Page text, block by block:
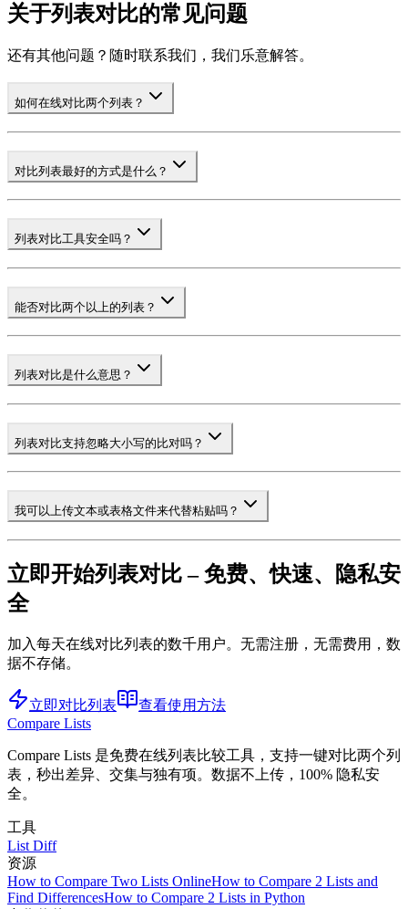
关于列表对比的常见问题
还有其他问题？随时联系我们，我们乐意解答。
如何在线对比两个列表？
对比列表最好的方式是什么？
列表对比工具安全吗？
能否对比两个以上的列表？
列表对比是什么意思？
列表对比支持忽略大小写的比对吗？
我可以上传文本或表格文件来代替粘贴吗？
立即开始列表对比 – 免费、快速、隐私安
全
加入每天在线对比列表的数千用户。无需注册，无需费用，数
据不存储。
立即对比列表
查看使用方法
Compare Lists
Compare Lists 是免费在线列表比较工具，支持一键对比两个列
表，秒出差异、交集与独有项。数据不上传，100% 隐私安
全。
工具
List Diff
资源
How to Compare Two Lists OnlineHow to Compare 2 Lists and
Find DifferencesHow to Compare 2 Lists in Python